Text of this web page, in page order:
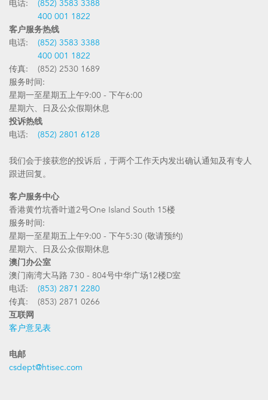
电话: (852) 3583 3388
400 001 1822
客户服务热线
电话: (852) 3583 3388
400 001 1822
传真: (852) 2530 1689
服务时间:
星期一至星期五上午9:00 - 下午6:00
星期六、日及公众假期休息
投诉热线
电话: (852) 2801 6128
我们会于接获您的投诉后，于两个工作天内发出确认通知及有专人
跟进回复。
客户服务中心
香港黄竹坑香叶道2号One Island South 15楼
服务时间:
星期一至星期五上午9:00 - 下午5:30 (敬请预约)
星期六、日及公众假期休息
澳门办公室
澳门南湾大马路 730 - 804号中华广场12楼D室
电话: (853) 2871 2280
传真: (853) 2871 0266
互联网
客户意见表
电邮
csdept@htisec.com